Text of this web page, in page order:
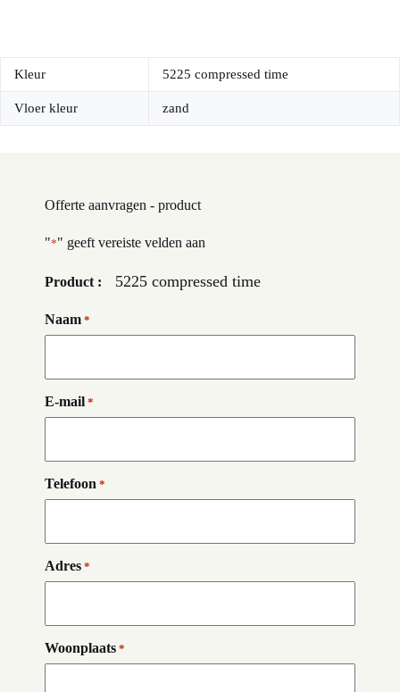
Kleur 5225 compressed time
Vloer kleur zand
Offerte aanvragen - product
"*" geeft vereiste velden aan
Product : 5225 compressed time
Naam *
E-mail *
Telefoon *
Adres *
Woonplaats *